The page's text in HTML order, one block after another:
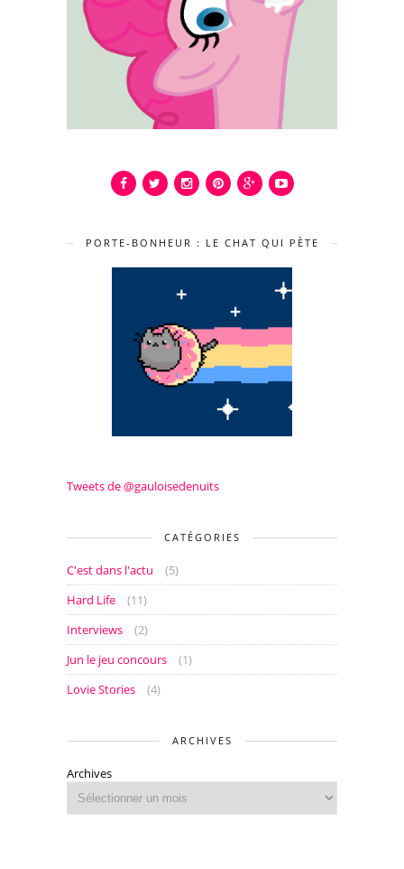
PORTE-BONHEUR : LE CHAT QUI PÈTE
Tweets de @gauloisedenuits
CATÉGORIES
C'est dans l'actu
(5)
Hard Life
(11)
Interviews
(2)
Jun le jeu concours
(1)
Lovie Stories
(4)
ARCHIVES
Archives